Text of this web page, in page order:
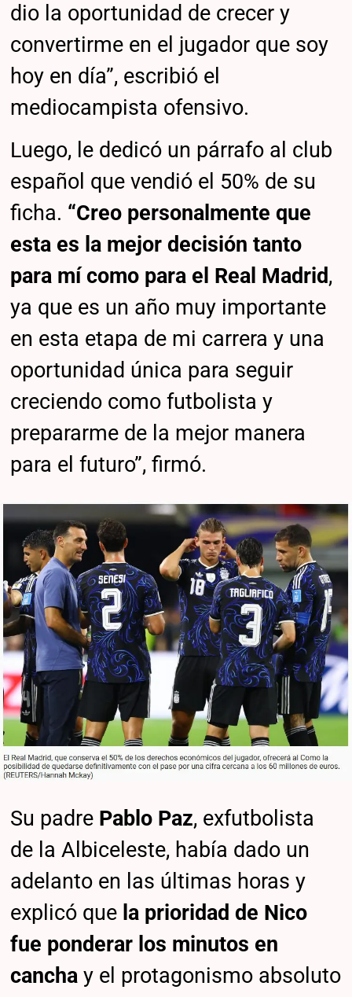
dio la oportunidad de crecer y
convertirme en el jugador que soy
hoy en día”, escribió el
mediocampista ofensivo.
Luego, le dedicó un párrafo al club
español que vendió el 50% de su
ficha. “Creo personalmente que
esta es la mejor decisión tanto
para mí como para el Real Madrid,
ya que es un año muy importante
en esta etapa de mi carrera y una
oportunidad única para seguir
creciendo como futbolista y
prepararme de la mejor manera
para el futuro”, firmó.
Su padre Pablo Paz, exfutbolista
de la Albiceleste, había dado un
adelanto en las últimas horas y
explicó que la prioridad de Nico
fue ponderar los minutos en
cancha y el protagonismo absoluto